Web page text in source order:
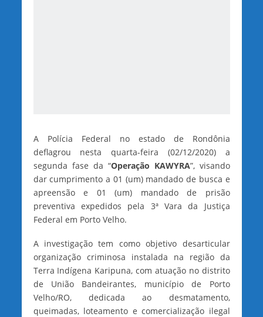
A Polícia Federal no estado de Rondônia
deflagrou nesta quarta-feira (02/12/2020) a
segunda fase da “Operação KAWYRA”, visando
dar cumprimento a 01 (um) mandado de busca e
apreensão e 01 (um) mandado de prisão
preventiva expedidos pela 3ª Vara da Justiça
Federal em Porto Velho.
A investigação tem como objetivo desarticular
organização criminosa instalada na região da
Terra Indígena Karipuna, com atuação no distrito
de União Bandeirantes, município de Porto
Velho/RO, dedicada ao desmatamento,
queimadas, loteamento e comercialização ilegal